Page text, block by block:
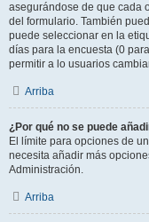
asegurándose de que cada
del formulario. También
puede seleccionar en la
días para la encuesta (0
permitir a lo usuarios
Arriba
¿Por qué no se puede
El límite para opciones de
necesita añadir más
Administración.
Arriba